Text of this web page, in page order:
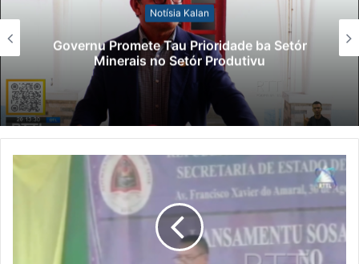
Notísia Kalan
Governu Promete Tau Prioridade ba Setór
Minerais no Setór Produtivu